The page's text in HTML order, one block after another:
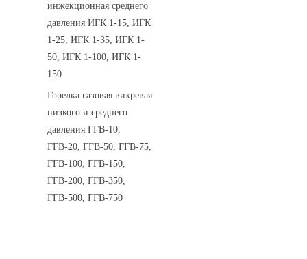
инжекционная среднего
давления ИГК 1-15, ИГК
1-25, ИГК 1-35, ИГК 1-
50, ИГК 1-100, ИГК 1-
150
Горелка газовая вихревая
низкого и среднего
давления ГГВ-10,
ГГВ-20, ГГВ-50, ГГВ-75,
ГГВ-100, ГГВ-150,
ГГВ-200, ГГВ-350,
ГГВ-500, ГГВ-750